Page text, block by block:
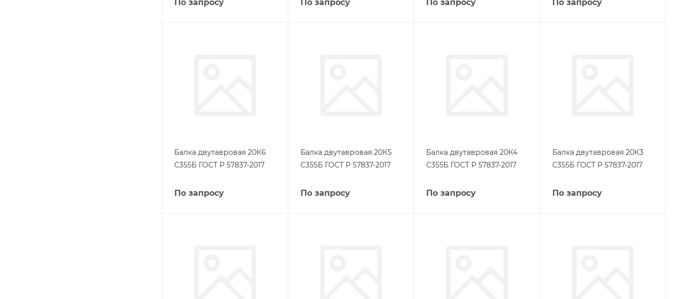
По запросу По запросу По запросу По запросу
Балка двутавровая 20К6
С355Б ГОСТ Р 57837-2017
По запросу
Балка двутавровая 20К5
С355Б ГОСТ Р 57837-2017
По запросу
Балка двутавровая 20К4
С355Б ГОСТ Р 57837-2017
По запросу
Балка двутавровая 20К3
С355Б ГОСТ Р 57837-2017
По запросу